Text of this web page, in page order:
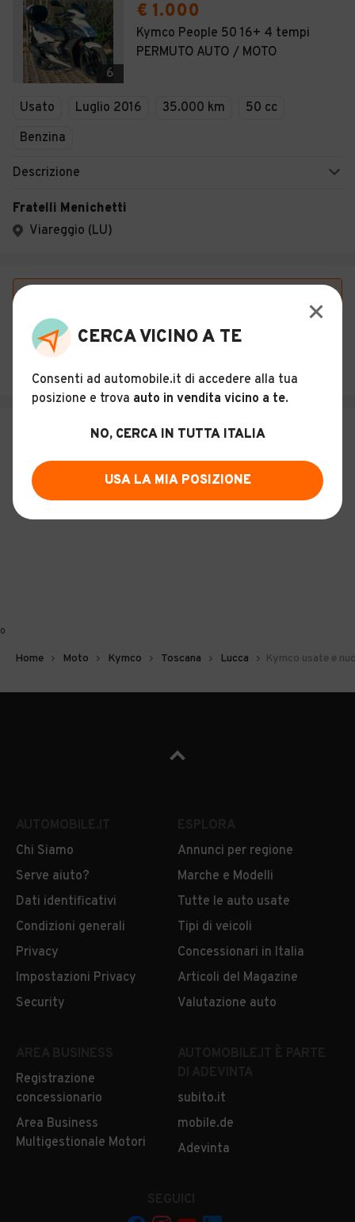
6
€ 1.000
Kymco People 50 16+ 4 tempi
PERMUTO AUTO / MOTO
Usato Luglio 2016 35.000 km
50 cc
Benzina
Descrizione
Fratelli Menichetti
Viareggio (LU)
annunci con queste caratteristiche?
0
Home Moto Kymco Toscana Lucca Kymco usate e
Chi Siamo
Serve aiuto?
Dati identificativi
Condizioni generali
Privacy
Impostazioni Privacy
Security
Annunci per regione
Marche e Modelli
Tutte le auto usate
Tipi di veicoli
Concessionari in Italia
Articoli del Magazine
Valutazione auto
Registrazione
concessionario
Area Business
Multigestionale Motori
subito.it
mobile.de
Adevinta
CERCA VICINO A TE
Consenti ad automobile.it di accedere alla tua
posizione e trova auto in vendita vicino a te.
NO, CERCA IN TUTTA ITALIA
USA LA MIA POSIZIONE